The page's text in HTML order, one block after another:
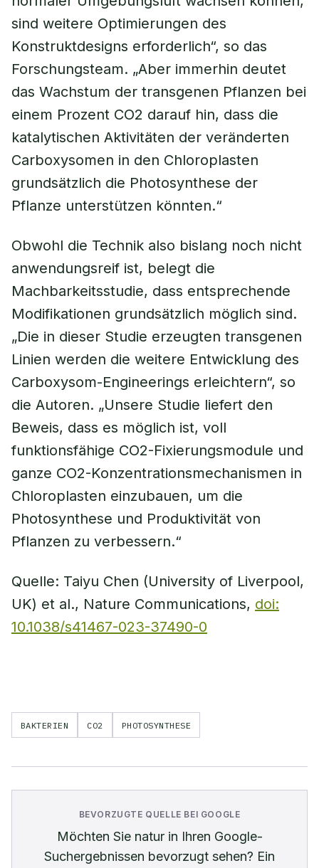
sind weitere Optimierungen des
Konstruktdesigns erforderlich“, so das
Forschungsteam. „Aber immerhin deutet
das Wachstum der transgenen Pflanzen bei
einem Prozent CO2 darauf hin, dass die
katalytischen Aktivitäten der veränderten
Carboxysomen in den Chloroplasten
grundsätzlich die Photosynthese der
Pflanze unterstützen könnten.“
Obwohl die Technik also bislang noch nicht
anwendungsreif ist, belegt die
Machbarkeitsstudie, dass entsprechende
Modifikationen grundsätzlich möglich sind.
„Die in dieser Studie erzeugten transgenen
Linien werden die weitere Entwicklung des
Carboxysom-Engineerings erleichtern“, so
die Autoren. „Unsere Studie liefert den
Beweis, dass es möglich ist, voll
funktionsfähige CO2-Fixierungsmodule und
ganze CO2-Konzentrationsmechanismen in
Chloroplasten einzubauen, um die
Photosynthese und Produktivität von
Pflanzen zu verbessern.“
Quelle: Taiyu Chen (University of Liverpool,
UK) et al., Nature Communications, doi:
10.1038/s41467-023-37490-0
BAKTERIEN CO2 PHOTOSYNTHESE
BEVORZUGTE QUELLE BEI GOOGLE
Möchten Sie naturin Ihren Google-
Suchergebnissen bevorzugt sehen? Ein